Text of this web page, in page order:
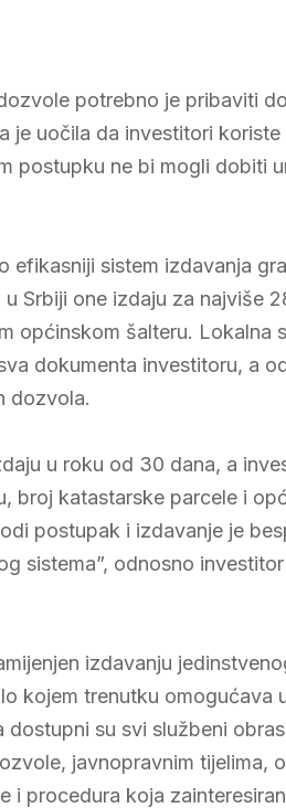
potrebno je pribaviti
je uočila da investitori
postupku ne bi mogli dobiti
efikasniji sistem izdavanja
Srbiji one izdaju za najviše
općinskom šalteru. Lokalna
dokumenta investitoru, a
dozvola.
u roku od 30 dana, a
broj katastarske parcele i
postupak i izdavanje je
sistema”, odnosno
izdavanju
kojem trenutku omogućava
su svi službeni
javnopravnim tijelima,
i procedura koja